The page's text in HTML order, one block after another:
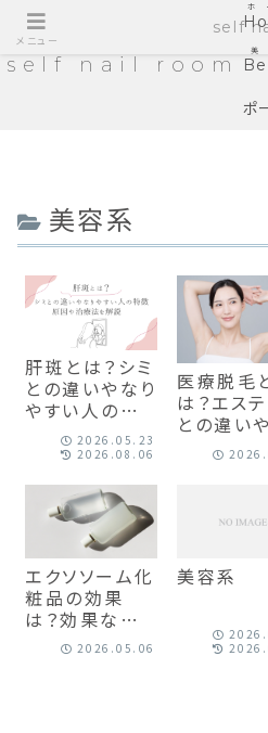
self nail room
ホ
ポ
美容系
肝斑とは？シミ
との違いやなり
やすい人の特
徴、原因や治療
法を解説
2026.05.23
2026.08.06
医療脱毛
は？エス
との違い
久脱毛の
み・効果
エクソソーム化
粧品の効果
は？効果なしと
いわれる理由
2026.05.06
美容系
メニュー
self